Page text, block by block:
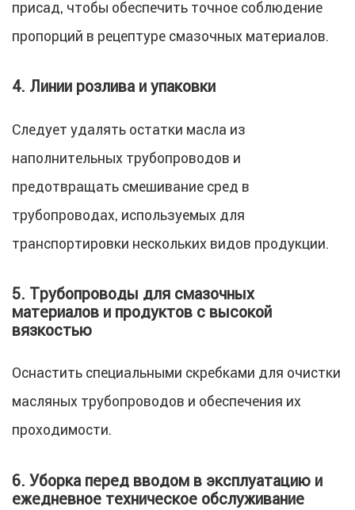
присад, чтобы обеспечить точное соблюдение
пропорций в рецептуре смазочных материалов.
4. Линии розлива и упаковки
Следует удалять остатки масла из
наполнительных трубопроводов и
предотвращать смешивание сред в
трубопроводах, используемых для
транспортировки нескольких видов продукции.
5. Трубопроводы для смазочных
материалов и продуктов с высокой
вязкостью
Оснастить специальными скребками для очистки
масляных трубопроводов и обеспечения их
проходимости.
6. Уборка перед вводом в эксплуатацию и
ежедневное техническое обслуживание